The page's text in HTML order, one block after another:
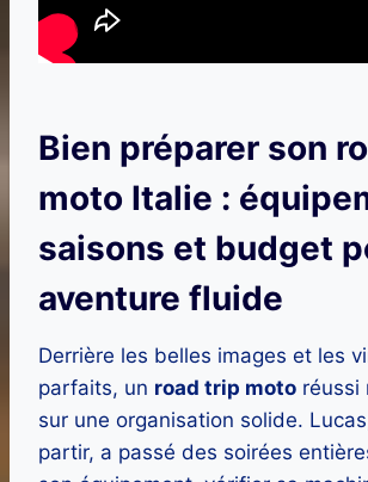
Bien préparer son
moto Italie :
saisons et budget
aventure fluide
Derrière les belles images et les
parfaits, un road trip moto réussi
sur une organisation solide.
partir, a passé des soirées